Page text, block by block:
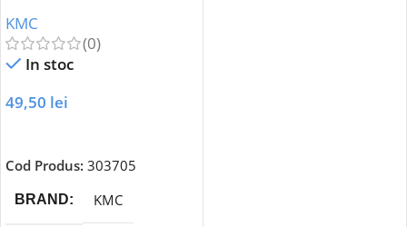
KMC
(0)
In stoc
49,50 lei
Cod Produs: 303705
BRAND KMC